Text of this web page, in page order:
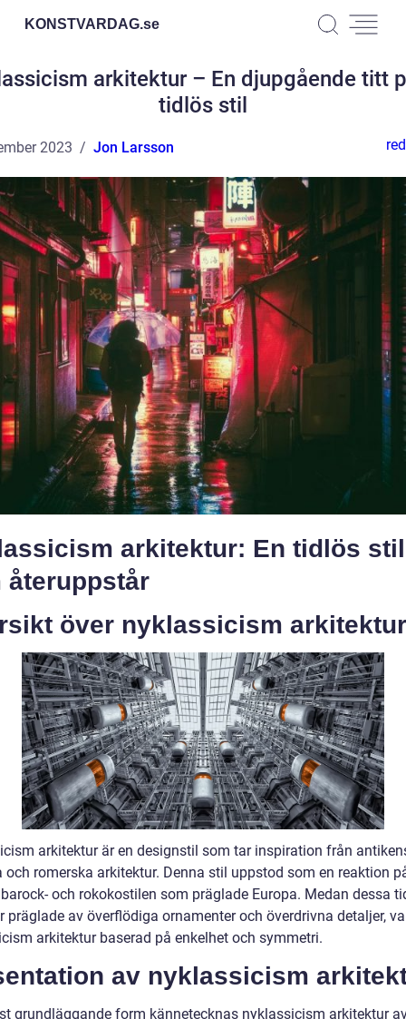
KONSTVARDAG.se
arkitektur – En djupgående titt
tidlös stil
2023 Jon Larsson
arkitektur: En tidlös stil
återuppstår
över nyklassicism arkitektur
arkitektur är en designstil som tar inspiration från
och romerska arkitektur. Denna stil uppstod som en reaktion
och rokokostilen som präglade Europa. Medan dessa
präglade av överflödiga ornamenter och överdrivna detaljer,
arkitektur baserad på enkelhet och symmetri.
av nyklassicism
grundläggande form kännetecknas nyklassicism arkitektur